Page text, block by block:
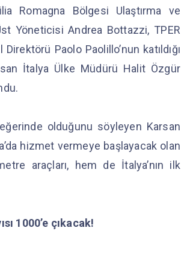
Romagna Bölgesi Ulaştırma ve
Yöneticisi Andrea Bottazzi, TPER
Paolo Paolillo’nun katıldığı
İtalya Ülke Müdürü Halit Özgür
olduğunu söyleyen Karsan
hizmet vermeye başlayacak olan
araçları, hem de İtalya’nın ilk
1000’e çıkacak!